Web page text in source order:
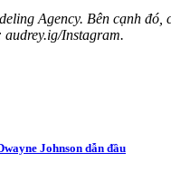
Agency. Bên cạnh
Instagram.
Johnson dẫn đầu